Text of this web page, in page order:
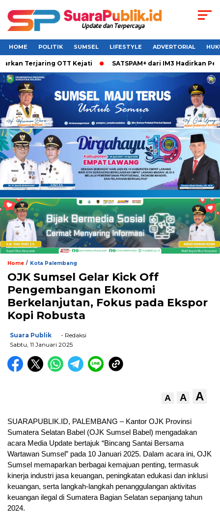
HOME POLITIK SUMSEL LIFESTYLE ADVERTORIAL
Terjaring OTT Kejati SATSPAM+ dari IM3 Hadirkan
Home / Kota Palembang
OJK Sumsel Gelar Kick Off
Pengembangan Ekonomi
Berkelanjutan, Fokus pada Ekspor
Kopi Robusta
Suara Publik
- Redaksi
Sabtu, 11 Januari 2025
A A A
SUARAPUBLIK.ID, PALEMBANG – Kantor OJK Provinsi
Sumatera Selatan Babel (OJK Sumsel Babel) mengadakan
acara Media Update bertajuk “Bincang Santai Bersama
Wartawan Sumsel” pada 10 Januari 2025. Dalam acara ini, OJK
Sumsel memaparkan berbagai kemajuan penting, termasuk
kinerja industri jasa keuangan, peningkatan edukasi dan inklusi
keuangan, serta langkah-langkah penanggulangan aktivitas
keuangan ilegal di Sumatera Bagian Selatan sepanjang tahun
2024.